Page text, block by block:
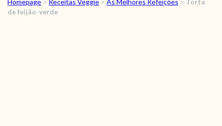
RECEITAS
Homepage > Receitas Veggie > As Melhores Refeições > Torta
de feijão-verde